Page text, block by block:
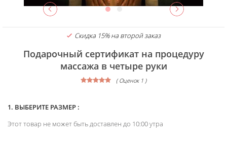
Скидка 15% на второй заказ
Подарочный сертификат на процедуру
массажа в четыре руки
( Оценок 1 )
1. ВЫБЕРИТЕ РАЗМЕР :
Этот товар не может быть доставлен до 10:00 утра